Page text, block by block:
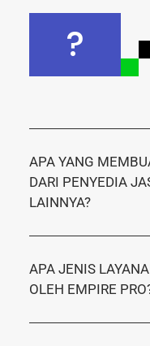
?
APA YANG
DARI PENYEDIA
LAINNYA?
APA JENIS
OLEH EMPIRE